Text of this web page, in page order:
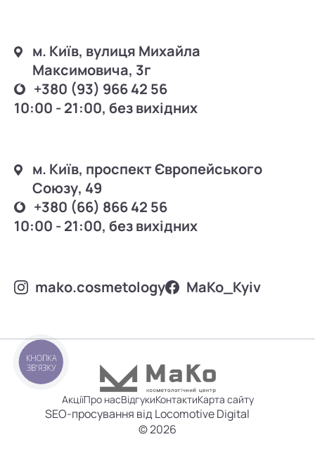
м. Київ, вулиця Михайла
Максимовича, 3г
+380 (93) 966 42 56
10:00 - 21:00, без вихідних
м. Київ, проспект Європейського
Союзу, 49
+380 (66) 866 42 56
10:00 - 21:00, без вихідних
mako.cosmetology MаKo_Kyiv
АкціїПро насВідгукиКонтактиКарта сайту
SEO-просування від Locomotive Digital
© 2026
КНОПКА
ЗВ'ЯЗКУ